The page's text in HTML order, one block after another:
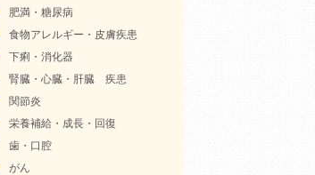
肥満・糖尿病
食物アレルギー・皮膚疾患
下痢・消化器
腎臓・心臓・肝臓 疾患
関節炎
栄養補給・成長・回復
歯・口腔
がん